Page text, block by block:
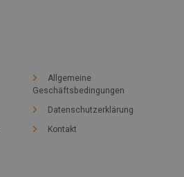
Allgemeine
Geschäftsbedingungen
Datenschutzerklärung
Kontakt